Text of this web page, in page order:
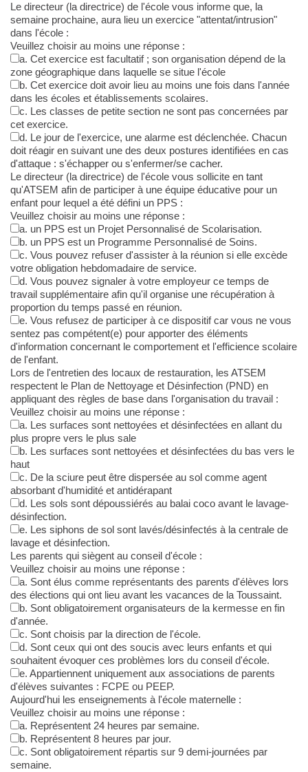
Le directeur (la directrice) de l'école vous informe que, la
semaine prochaine, aura lieu un exercice "attentat/intrusion"
dans l'école :
Veuillez choisir au moins une réponse :
a. Cet exercice est facultatif ; son organisation dépend de la
zone géographique dans laquelle se situe l'école
b. Cet exercice doit avoir lieu au moins une fois dans l'année
dans les écoles et établissements scolaires.
c. Les classes de petite section ne sont pas concernées par
cet exercice.
d. Le jour de l'exercice, une alarme est déclenchée. Chacun
doit réagir en suivant une des deux postures identifiées en cas
d'attaque : s'échapper ou s'enfermer/se cacher.
Le directeur (la directrice) de l'école vous sollicite en tant
qu'ATSEM afin de participer à une équipe éducative pour un
enfant pour lequel a été défini un PPS :
Veuillez choisir au moins une réponse :
a. un PPS est un Projet Personnalisé de Scolarisation.
b. un PPS est un Programme Personnalisé de Soins.
c. Vous pouvez refuser d'assister à la réunion si elle excède
votre obligation hebdomadaire de service.
d. Vous pouvez signaler à votre employeur ce temps de
travail supplémentaire afin qu'il organise une récupération à
proportion du temps passé en réunion.
e. Vous refusez de participer à ce dispositif car vous ne vous
sentez pas compétent(e) pour apporter des éléments
d'information concernant le comportement et l'efficience scolaire
de l'enfant.
Lors de l'entretien des locaux de restauration, les ATSEM
respectent le Plan de Nettoyage et Désinfection (PND) en
appliquant des règles de base dans l'organisation du travail :
Veuillez choisir au moins une réponse :
a. Les surfaces sont nettoyées et désinfectées en allant du
plus propre vers le plus sale
b. Les surfaces sont nettoyées et désinfectées du bas vers le
haut
c. De la sciure peut être dispersée au sol comme agent
absorbant d'humidité et antidérapant
d. Les sols sont dépoussiérés au balai coco avant le lavage-
désinfection.
e. Les siphons de sol sont lavés/désinfectés à la centrale de
lavage et désinfection.
Les parents qui siègent au conseil d'école :
Veuillez choisir au moins une réponse :
a. Sont élus comme représentants des parents d'élèves lors
des élections qui ont lieu avant les vacances de la Toussaint.
b. Sont obligatoirement organisateurs de la kermesse en fin
d'année.
c. Sont choisis par la direction de l'école.
d. Sont ceux qui ont des soucis avec leurs enfants et qui
souhaitent évoquer ces problèmes lors du conseil d'école.
e. Appartiennent uniquement aux associations de parents
d'élèves suivantes : FCPE ou PEEP.
Aujourd'hui les enseignements à l'école maternelle :
Veuillez choisir au moins une réponse :
a. Représentent 24 heures par semaine.
b. Représentent 8 heures par jour.
c. Sont obligatoirement répartis sur 9 demi-journées par
semaine.